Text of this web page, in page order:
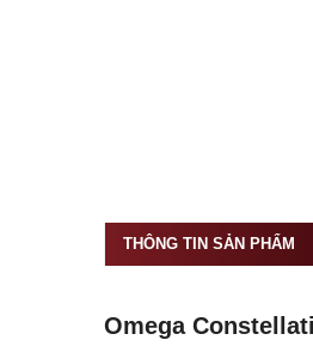
THÔNG TIN SẢN PHẨM
Omega